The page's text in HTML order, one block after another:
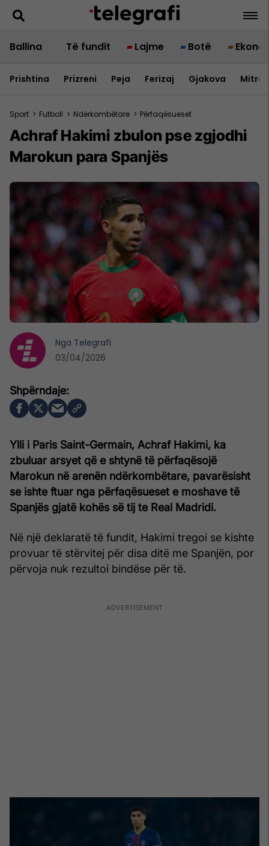
Ballina Të fundit Lajme Botë
Prishtina Prizreni Peja Ferizaj Gjakova
Sport > Futboll > Ndërkombëtare > Përfaqësueset
Achraf Hakimi zbulon pse zgjodhi
Marokun para Spanjës
Ylli i Paris Saint-Germain, Achraf Hakimi, ka
zbuluar arsyet që e shtynë të përfaqësojë
Marokun në arenën ndërkombëtare, pavarësisht
se ishte ftuar nga përfaqësueset e moshave të
Spanjës gjatë kohës së tij te Real Madridi.
Në një deklaratë të fundit, Hakimi tregoi se kishte
provuar të stërvitej për disa ditë me Spanjën, por
përvoja nuk rezultoi bindëse për të.
Nga Telegrafi
03/04/2026